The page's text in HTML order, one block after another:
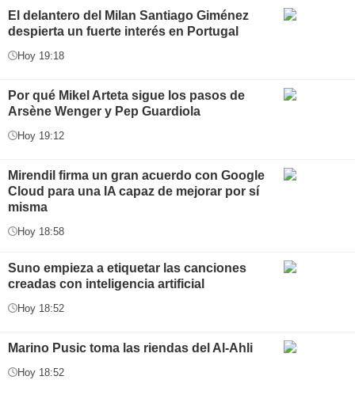
El delantero del Milan Santiago Giménez
despierta un fuerte interés en Portugal
Hoy 19:18
Por qué Mikel Arteta sigue los pasos de
Arsène Wenger y Pep Guardiola
Hoy 19:12
Mirendil firma un gran acuerdo con Google
Cloud para una IA capaz de mejorar por sí
misma
Hoy 18:58
Suno empieza a etiquetar las canciones
creadas con inteligencia artificial
Hoy 18:52
Marino Pusic toma las riendas del Al-Ahli
Hoy 18:52